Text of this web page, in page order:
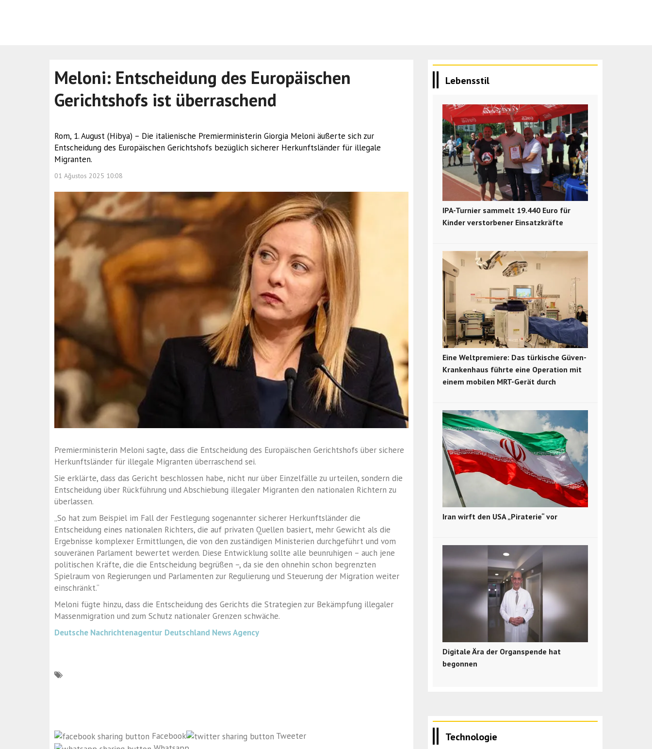
Meloni: Entscheidung des Europäischen
Gerichtshofs ist überraschend
Rom, 1. August (Hibya) – Die italienische Premierministerin Giorgia Meloni äußerte sich zur
Entscheidung des Europäischen Gerichtshofs bezüglich sicherer Herkunftsländer für illegale
Migranten.
01 Ağustos 2025 10:08
Premierministerin Meloni sagte, dass die Entscheidung des Europäischen Gerichtshofs über sichere
Herkunftsländer für illegale Migranten überraschend sei.
Sie erklärte, dass das Gericht beschlossen habe, nicht nur über Einzelfälle zu urteilen, sondern die
Entscheidung über Rückführung und Abschiebung illegaler Migranten den nationalen Richtern zu
überlassen.
„So hat zum Beispiel im Fall der Festlegung sogenannter sicherer Herkunftsländer die
Entscheidung eines nationalen Richters, die auf privaten Quellen basiert, mehr Gewicht als die
Ergebnisse komplexer Ermittlungen, die von den zuständigen Ministerien durchgeführt und vom
souveränen Parlament bewertet werden. Diese Entwicklung sollte alle beunruhigen – auch jene
politischen Kräfte, die die Entscheidung begrüßen –, da sie den ohnehin schon begrenzten
Spielraum von Regierungen und Parlamenten zur Regulierung und Steuerung der Migration weiter
einschränkt.“
Meloni fügte hinzu, dass die Entscheidung des Gerichts die Strategien zur Bekämpfung illegaler
Massenmigration und zum Schutz nationaler Grenzen schwäche.
Deutsche Nachrichtenagentur Deutschland News Agency
Facebook
Tweeter
Lebensstil
IPA-Turnier sammelt 19.440 Euro für
Kinder verstorbener Einsatzkräfte
Eine Weltpremiere: Das türkische Güven-
Krankenhaus führte eine Operation mit
einem mobilen MRT-Gerät durch
Iran wirft den USA „Piraterie“ vor
Digitale Ära der Organspende hat
begonnen
Technologie